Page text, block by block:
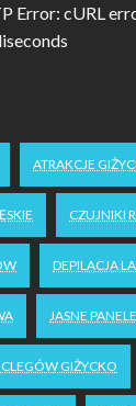
Error: cURL
ATRAKCJE
CZUJNIKI
DEPILACJA
JASNE PANELE
GIŻYCKO